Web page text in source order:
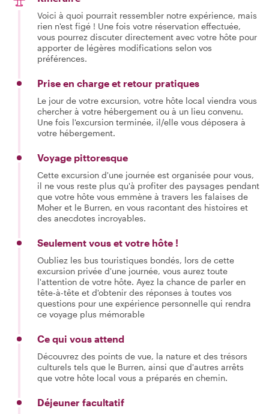
Voici à quoi pourrait ressembler notre expérience, mais
rien n'est figé ! Une fois votre réservation effectuée,
vous pourrez discuter directement avec votre hôte pour
apporter de légères modifications selon vos
préférences.
Prise en charge et retour pratiques
Le jour de votre excursion, votre hôte local viendra vous
chercher à votre hébergement ou à un lieu convenu.
Une fois l'excursion terminée, il/elle vous déposera à
votre hébergement.
Voyage pittoresque
Cette excursion d'une journée est organisée pour vous,
il ne vous reste plus qu'à profiter des paysages pendant
que votre hôte vous emmène à travers les falaises de
Moher et le Burren, en vous racontant des histoires et
des anecdotes incroyables.
Seulement vous et votre hôte !
Oubliez les bus touristiques bondés, lors de cette
excursion privée d'une journée, vous aurez toute
l'attention de votre hôte. Ayez la chance de parler en
tête-à-tête et d'obtenir des réponses à toutes vos
questions pour une expérience personnelle qui rendra
ce voyage plus mémorable
Ce qui vous attend
Découvrez des points de vue, la nature et des trésors
culturels tels que le Burren, ainsi que d'autres arrêts
que votre hôte local vous a préparés en chemin.
Déjeuner facultatif